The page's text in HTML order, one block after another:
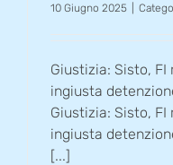
10 Giugno 2025
Giustizia: Sisto,
ingiusta
Giustizia: Sisto,
ingiusta
[...]